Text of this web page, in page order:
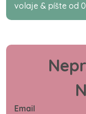
volaje & píšte od
Email